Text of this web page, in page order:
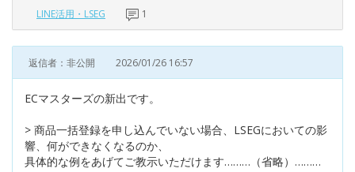
LINE活用・LSEG 1
返信者：非公開 2026/01/26 16:57
ECマスターズの新出です。
> 商品一括登録を申し込んでいない場合、LSEGにおいての影
響、何ができなくなるのか、
具体的な例をあげてご教示いただけます………（省略）………